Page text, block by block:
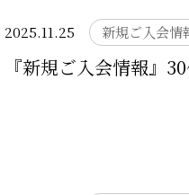
2025.11.25 新規ご入会情
『新規ご入会情報』